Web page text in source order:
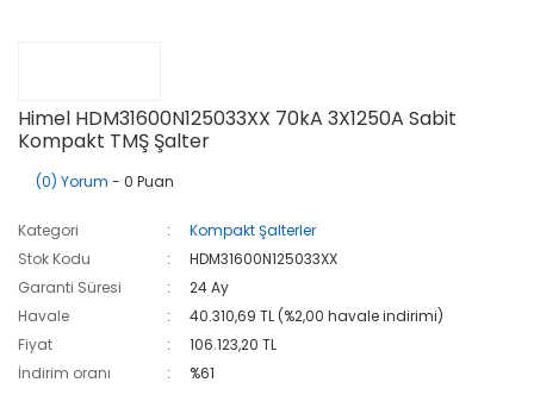
Himel HDM31600N125033XX 70kA 3X1250A Sabit
Kompakt TMŞ Şalter
(0) Yorum - 0 Puan
Kategori
Kompakt Şalterler
Stok Kodu
HDM31600N125033XX
Garanti Süresi
24 Ay
Havale
40.310,69 TL (%2,00 havale indirimi)
Fiyat
106.123,20 TL
İndirim oranı
%61